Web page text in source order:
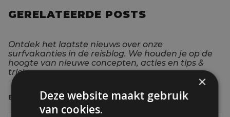
GERELATEERDE POSTS
Ontdek het laatste nieuws over onze
surfvakanties in de reisblog. We houden je op de
hoogte van nieuwe concepten, acties en tips &
tricks.
BEKIJK ALLE POSTS
×
Deze website maakt gebruik
van cookies.